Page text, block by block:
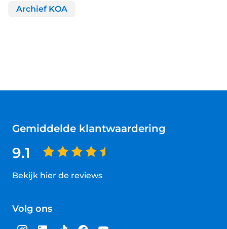
Archief KOA
Gemiddelde klantwaardering
9.1
Bekijk hier de reviews
van
Volg ons